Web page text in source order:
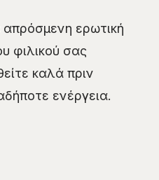
ερωτική
φιλικού σας
καλά πριν
ενέργεια.